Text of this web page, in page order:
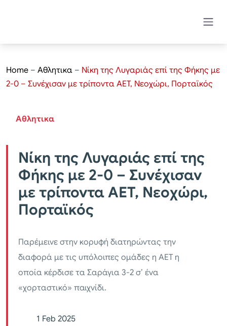
Home – Αθλητικα – Νίκη της Λυγαριάς επί της Φήκης με
2-0 – Συνέχισαν με τρίποντα ΑΕΤ, Νεοχώρι, Πορταϊκός
Αθλητικα
Νίκη της Λυγαριάς επί της
Φήκης με 2-0 – Συνέχισαν
με τρίποντα ΑΕΤ, Νεοχώρι,
Πορταϊκός
Παρέμεινε στην κορυφή διατηρώντας την
διαφορά με τις υπόλοιπες ομάδες η ΑΕΤ η
οποία κέρδισε τα Σαράγια 3-2 σ’ ένα
«χορταστικό» παιχνίδι.
1 Feb 2025